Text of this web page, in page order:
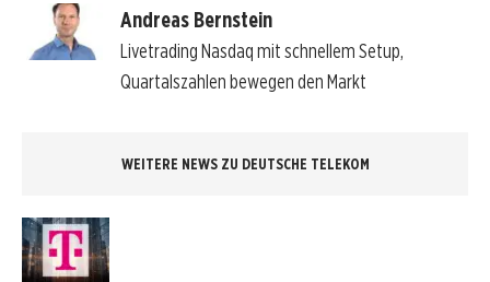
Andreas Bernstein
Livetrading Nasdaq mit schnellem Setup,
Quartalszahlen bewegen den Markt
WEITERE NEWS ZU DEUTSCHE TELEKOM